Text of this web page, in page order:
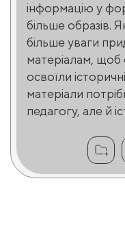
інформацію у
більше образів.
більше уваги
матеріалам,
освоїли
матеріали
педагогу, але й